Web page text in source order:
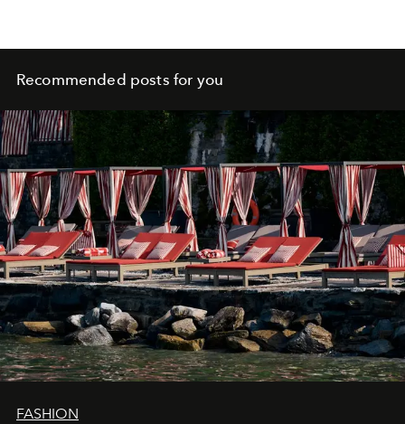
Recommended posts for you
FASHION